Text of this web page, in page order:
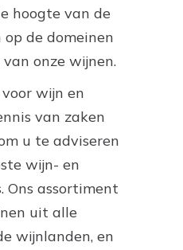
hoogte van de
de domeinen
onze wijnen.
wijn en
van zaken
u te adviseren
wijn- en
Ons assortiment
uit alle
wijnlanden, en